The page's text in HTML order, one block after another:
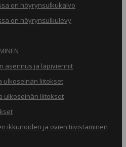
on höyrynsulkukalvo
on höyrynsulkulevy
asennus ja läpiviennit
ulkoseinän liitokset
ulkoseinän liitokset
ikkunoiden ja ovien tiivistäminen